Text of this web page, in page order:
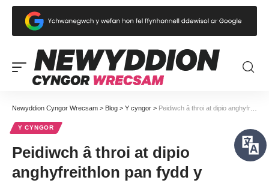
Newyddion Cyngor Wrecsam > Blog > Y cyngor > Peidiwch â throi at dipio anghyfreithlon pan fydd y Canolfannau Ailgylchu yn cau
Y CYNGOR
Peidiwch â throi at dipio
anghyfreithlon pan fydd y